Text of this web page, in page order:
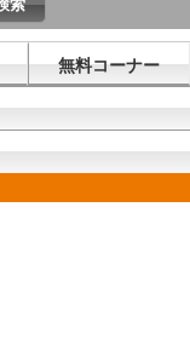
無料コーナー